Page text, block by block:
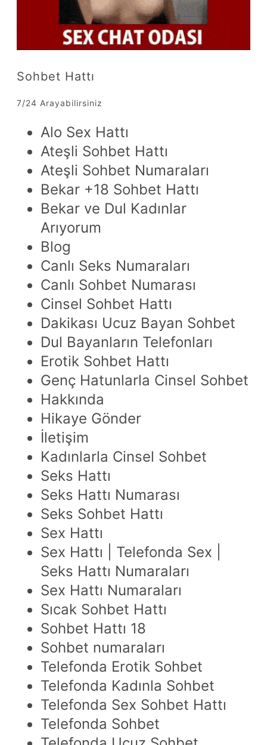
Sohbet Hattı
7/24 Arayabilirsiniz
Alo Sex Hattı
Ateşli Sohbet Hattı
Ateşli Sohbet Numaraları
Bekar +18 Sohbet Hattı
Bekar ve Dul Kadınlar
Arıyorum
Blog
Canlı Seks Numaraları
Canlı Sohbet Numarası
Cinsel Sohbet Hattı
Dakikası Ucuz Bayan Sohbet
Dul Bayanların Telefonları
Erotik Sohbet Hattı
Genç Hatunlarla Cinsel Sohbet
Hakkında
Hikaye Gönder
İletişim
Kadınlarla Cinsel Sohbet
Seks Hattı
Seks Hattı Numarası
Seks Sohbet Hattı
Sex Hattı
Sex Hattı | Telefonda Sex |
Seks Hattı Numaraları
Sex Hattı Numaraları
Sıcak Sohbet Hattı
Sohbet Hattı 18
Sohbet numaraları
Telefonda Erotik Sohbet
Telefonda Kadınla Sohbet
Telefonda Sex Sohbet Hattı
Telefonda Sohbet